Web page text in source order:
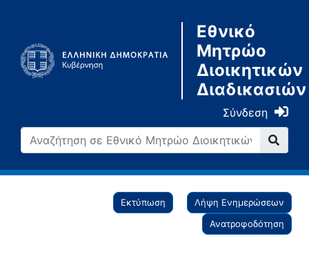
Εθνικό
Μητρώο
Διοικητικών
Διαδικασιών
Σύνδεση
Εκτύπωση
Λήψη Ενημερώσεων
Ανατροφοδότηση